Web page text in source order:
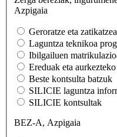
Azpigaia
Geroratze eta
Laguntza teknikoa
Ibilgailuen
Ereduak eta
Beste kontsulta batzuk
SILICIE laguntza
SILICIE kontsultak
BEZ-A, Azpigaia